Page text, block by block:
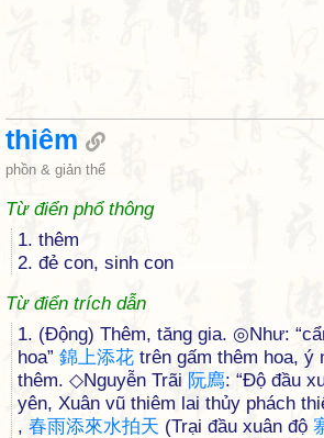
thiêm
phồn & giản thể
Từ điển phổ thông
1. thêm
2. đẻ con, sinh con
Từ điển trích dẫn
1. (Động) Thêm, tăng gia. ◎Như:
hoa” 錦上添花 trên gấm thêm hoa, ý
thêm. ◇Nguyễn Trãi 阮廌: “Độ đầu
yên, Xuân vũ thiêm lai thủy phách
, 春雨添來水拍天 (Trại đầu xuân độ